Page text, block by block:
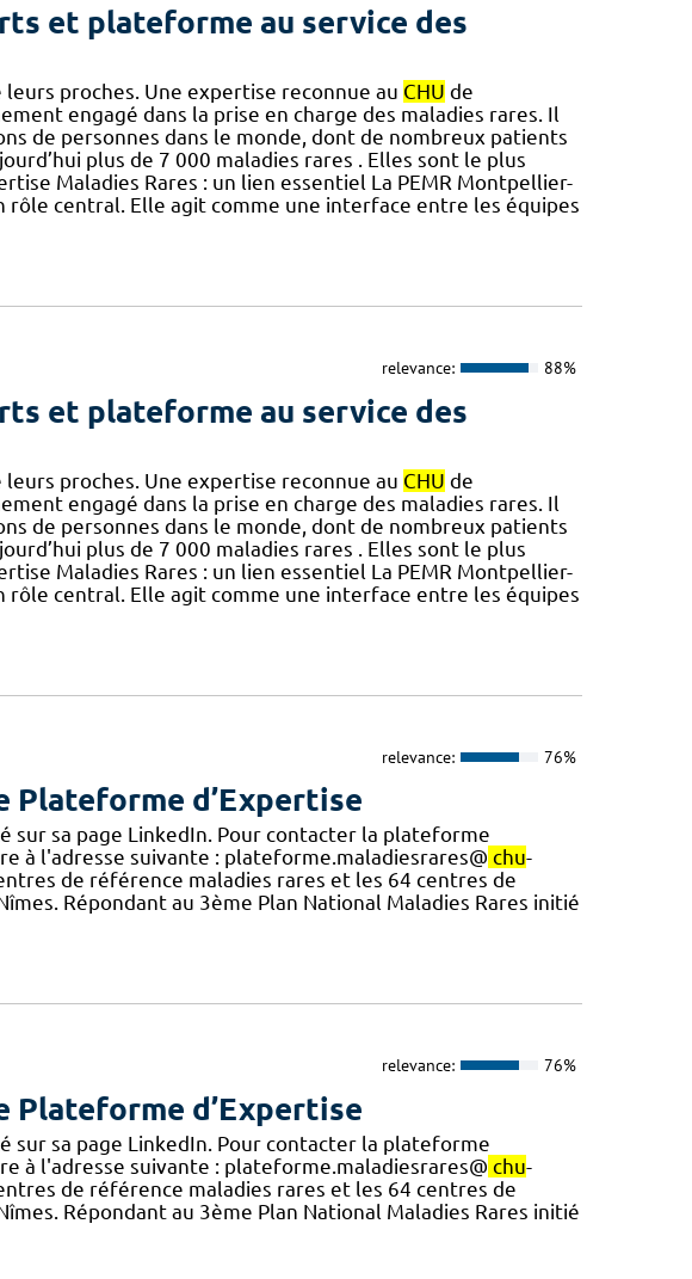
et plateforme au service des
proches. Une expertise reconnue au CHU de
engagé dans la prise en charge des maladies rares. Il
de personnes dans le monde, dont de nombreux patients
plus de 7 000 maladies rares . Elles sont le plus
Maladies Rares : un lien essentiel La PEMR Montpellier-
rôle central. Elle agit comme une interface entre les équipes
relevance: 88%
et plateforme au service des
proches. Une expertise reconnue au CHU de
engagé dans la prise en charge des maladies rares. Il
de personnes dans le monde, dont de nombreux patients
plus de 7 000 maladies rares . Elles sont le plus
Maladies Rares : un lien essentiel La PEMR Montpellier-
rôle central. Elle agit comme une interface entre les équipes
relevance: 76%
Plateforme d’Expertise
sa page LinkedIn. Pour contacter la plateforme
à l'adresse suivante : plateforme.maladiesrares@ chu-
de référence maladies rares et les 64 centres de
Répondant au 3ème Plan National Maladies Rares initié
relevance: 76%
Plateforme d’Expertise
sa page LinkedIn. Pour contacter la plateforme
à l'adresse suivante : plateforme.maladiesrares@ chu-
de référence maladies rares et les 64 centres de
Répondant au 3ème Plan National Maladies Rares initié